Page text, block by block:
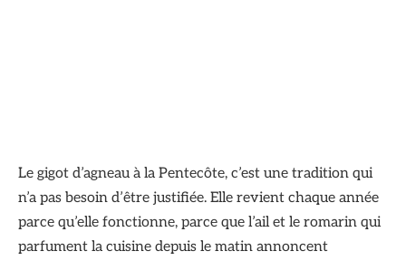
Le gigot d’agneau à la Pentecôte, c’est une tradition qui
n’a pas besoin d’être justifiée. Elle revient chaque année
parce qu’elle fonctionne, parce que l’ail et le romarin qui
parfument la cuisine depuis le matin annoncent